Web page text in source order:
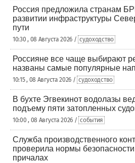
Россия предложила странам
развитии инфраструктуры
пути
10:30 , 08 Августа 2026 / судоходство
Россияне все чаще выбирают
названы самые популярные
10:15 , 08 Августа 2026 / судоходство
В бухте Эгвекинот водолазы
подъему пяти затопленных
10:00 , 08 Августа 2026 / события
Служба производственного
проверила нормы
причалах